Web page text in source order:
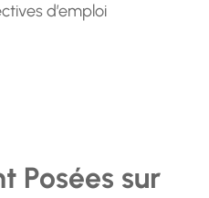
d’emploi
Posées sur